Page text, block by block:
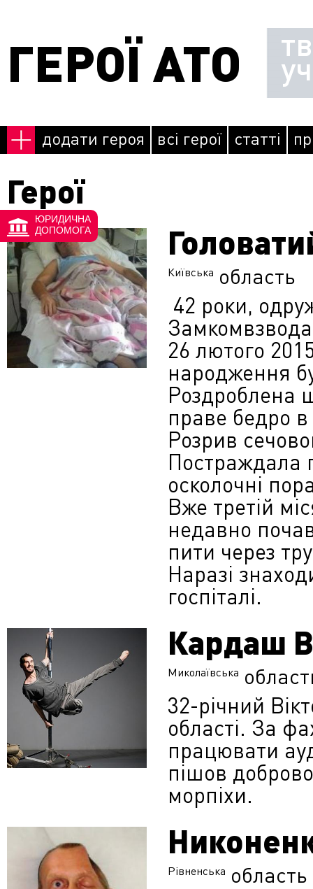
ГЕРОЇ АТО
додати героя всі герої статті
Герої
Київська область
42 роки,
26 лютого
народження
Роздроблена
праве бедро в
Розрив
Постраждала
осколочні
Вже третій
недавно
пити через
Наразі
госпіталі.
Кардаш
Миколаївська
32-річний
області. За
працювати
пішов
морпіхи.
Рівненська область
Сторінки
ЮРИДИЧНА
ДОПОМОГА